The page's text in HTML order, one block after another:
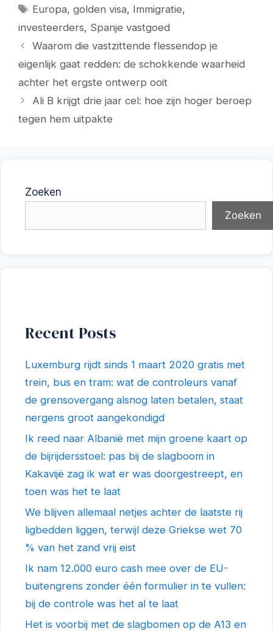
Tags
Europa,golden visa, Immigratie,
investeerders, Spanje vastgoed
Waarom die vastzittende flessendop je
eigenlijk gaat redden: de schokkende waarheid
achter het ergste ontwerp ooit
Ali B krijgt drie jaar cel: hoe zijn hoger beroep
tegen hem uitpakte
Zoeken
Zoeken
Recent Posts
Luxemburg rijdt sinds 1 maart 2020 gratis met
trein, bus en tram: wat de controleurs vanaf
de grensovergang alsnog laten betalen, staat
nergens groot aangekondigd
Ik reed naar Albanië met mijn groene kaart op
de bijrijdersstoel: pas bij de slagboom in
Kakavijë zag ik wat er was doorgestreept, en
toen was het te laat
We blijven allemaal netjes achter de laatste rij
ligbedden liggen, terwijl deze Griekse wet 70
% van het zand vrij eist
Ik nam 12.000 euro cash mee over de EU-
buitengrens zonder één formulier in te vullen:
bij de controle was het al te laat
Het is voorbij met de slagbomen op de A13 en